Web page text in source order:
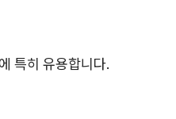
특히 유용합니다.